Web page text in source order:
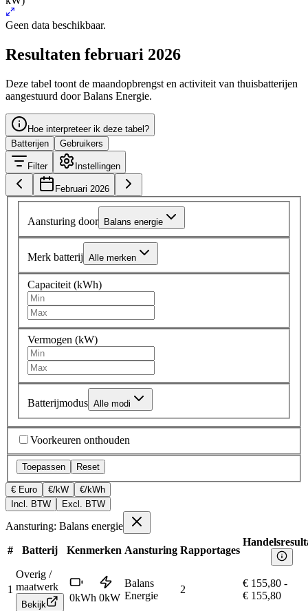
Geen data beschikbaar.
Resultaten februari 2026
Deze tabel toont de maandopbrengst en activiteit van thuisbatterijen
aangestuurd door Balans Energie.
Hoe interpreteer ik deze tabel?
Batterijen
Gebruikers
Filter Instellingen
Februari 2026
Aansturing door Balans energie
Merk batterij Alle merken
Capaciteit (kWh)
Vermogen (kW)
Batterijmodus Alle modi
Voorkeuren onthouden
Toepassen Reset
€ Euro €/kW
€/kWh
Incl. BTW
Excl. BTW
Aansturing: Balans energie
# Batterij Kenmerken Aansturing Rapportages
1
Overig /
maatwerk
Bekijk
0kWh 0kW
Balans
Energie
2
€ 155,80 -
€ 155,80